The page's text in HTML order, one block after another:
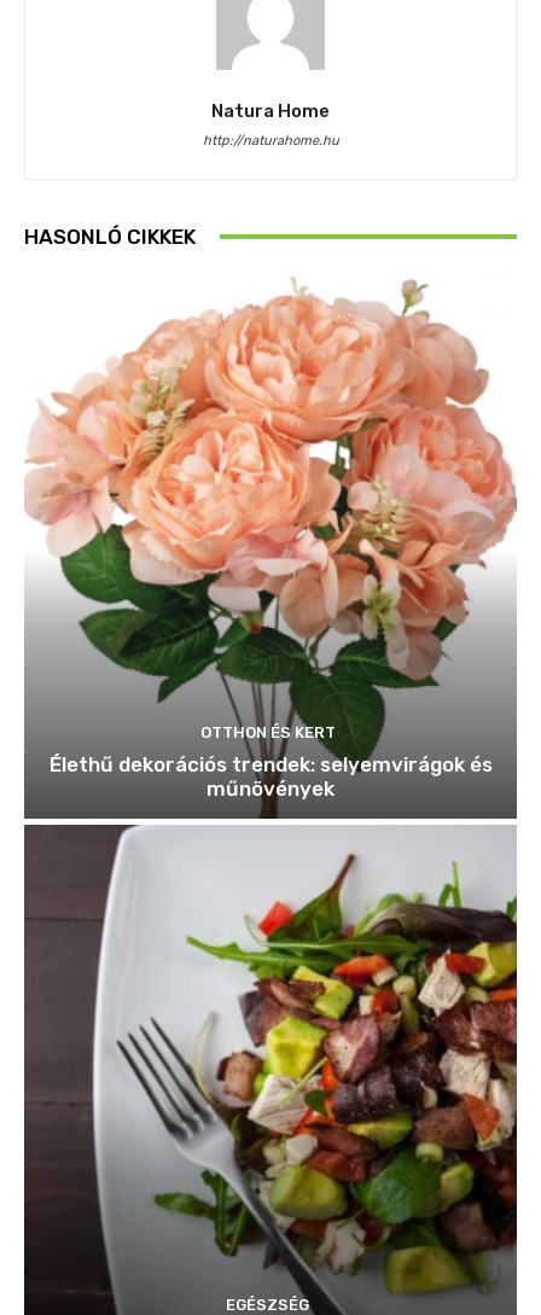
Natura Home
http://naturahome.hu
HASONLÓ CIKKEK
OTTHON ÉS KERT
Élethű dekorációs trendek: selyemvirágok és
műnövények
EGÉSZSÉG